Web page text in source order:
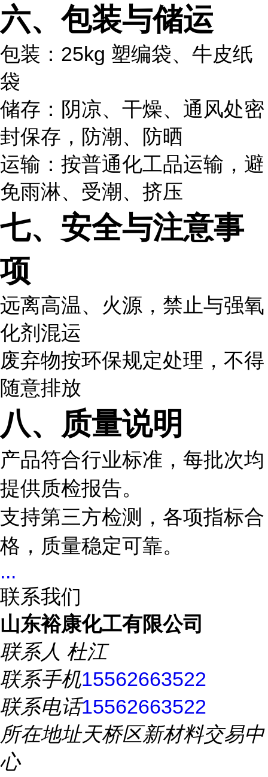
六、包装与储运
包装：25kg 塑编袋、牛皮纸
袋
储存：阴凉、干燥、通风处密
封保存，防潮、防晒
运输：按普通化工品运输，避
免雨淋、受潮、挤压
七、安全与注意事
项
远离高温、火源，禁止与强氧
化剂混运
废弃物按环保规定处理，不得
随意排放
八、质量说明
产品符合行业标准，每批次均
提供质检报告。
支持第三方检测，各项指标合
格，质量稳定可靠。
...
联系我们
山东裕康化工有限公司
联系人 杜江
联系手机15562663522
联系电话15562663522
所在地址天桥区新材料交易中
心